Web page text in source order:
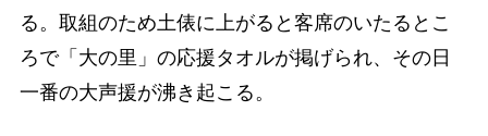
る。取組のため土俵に上がると客席のいたるとこ
ろで「大の里」の応援タオルが掲げられ、その日
一番の大声援が沸き起こる。